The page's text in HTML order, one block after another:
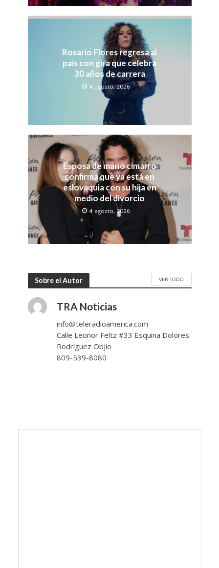
Rosario Flores regresa al
país con gira que celebra
30 años de carrera
4 agosto, 2026
Esposa de mario cimarro
confirma que ya está en
eslovaquia con su hija en
medio del divorcio
4 agosto, 2026
Sobre el Autor VER TODO
TRA Noticias
info@teleradioamerica.com
Calle Leonor Feltz #33 Esquina Dolores
Rodríguez Objio
809-539-8080